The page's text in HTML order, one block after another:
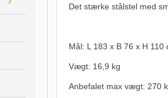
Det stærke stålstel med
Mål: L 183 x B 76 x H 110
Vægt: 16,9 kg
Anbefalet max vægt: 270